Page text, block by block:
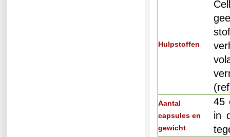
Hulpstoffen
(ref
Aantal
capsules en
gewicht
45
in